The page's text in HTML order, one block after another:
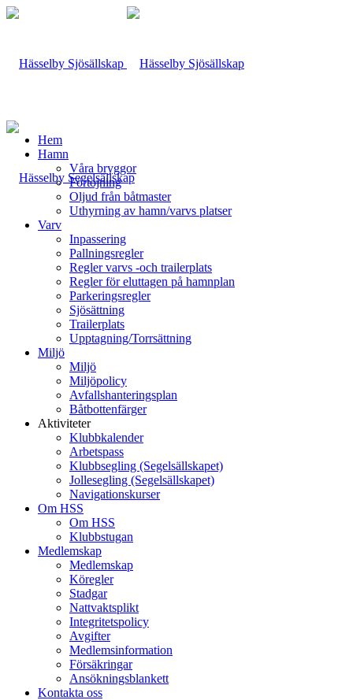
Hem
Hamn
Våra bryggor
Förtöjning
Oljud från båtmaster
Uthyrning av hamn/varvs platser
Varv
Inpassering
Pallningsregler
Regler varvs -och trailerplats
Regler för eluttagen på hamnplan
Parkeringsregler
Sjösättning
Trailerplats
Upptagning/Torrsättning
Miljö
Miljö
Miljöpolicy
Avfallshanteringsplan
Båtbottenfärger
Aktiviteter
Klubbkalender
Arbetspass
Klubbsegling (Segelsällskapet)
Jollesegling (Segelsällskapet)
Navigationskurser
Om HSS
Om HSS
Klubbstugan
Medlemskap
Medlemskap
Köregler
Stadgar
Nattvaktsplikt
Integritetspolicy
Avgifter
Medlemsinformation
Försäkringar
Ansökningsblankett
Kontakta oss